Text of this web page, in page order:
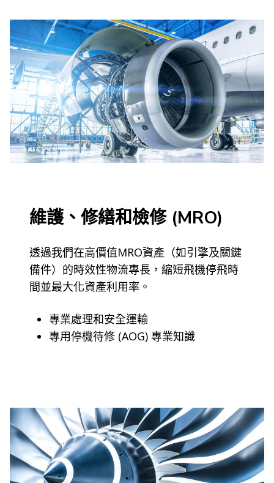
維護、修繕和檢修 (MRO)
透過我們在高價值MRO資產（如引擎及關鍵
備件）的時效性物流專長，縮短飛機停飛時
間並最大化資產利用率。
專業處理和安全運輸
專用停機待修 (AOG) 專業知識